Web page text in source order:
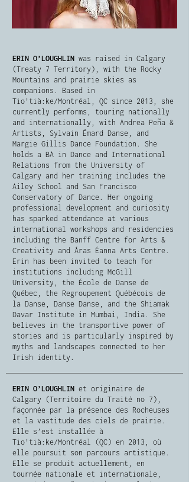
ERIN O’LOUGHLIN was raised in Calgary
(Treaty 7 Territory), with the Rocky
Mountains and prairie skies as
companions. Based in
Tio’tià:ke/Montréal, QC since 2013, she
currently performs, touring nationally
and internationally, with Andrea Peña &
Artists, Sylvain Émard Danse, and
Margie Gillis Dance Foundation. She
holds a BA in Dance and International
Relations from the University of
Calgary and her training includes the
Ailey School and San Francisco
Conservatory of Dance. Her ongoing
professional development and curiosity
has sparked attendance at various
international workshops and residencies
including the Banff Centre for Arts &
Creativity and Áras Éanna Arts Centre.
Erin has been invited to teach for
institutions including McGill
University, the École de Danse de
Québec, the Regroupement Québécois de
la Danse, Danse Danse, and the Shiamak
Davar Institute in Mumbai, India. She
believes in the transportive power of
stories and is particularly inspired by
myths and landscapes connected to her
Irish identity.
ERIN O’LOUGHLIN et originaire de
Calgary (Territoire du Traité no 7),
façonnée par la présence des Rocheuses
et la vastitude des ciels de prairie.
Elle s’est installée à
Tio’tià:ke/Montréal (QC) en 2013, où
elle poursuit son parcours artistique.
Elle se produit actuellement, en
tournée nationale et internationale,